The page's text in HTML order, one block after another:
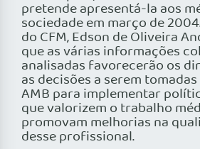
pretende apresentá-la aos
sociedade em março de
do CFM, Edson de Oliveira
que as várias informações
analisadas favorecerão os
as decisões a serem
AMB para implementar
que valorizem o trabalho
promovam melhorias na
desse profissional.